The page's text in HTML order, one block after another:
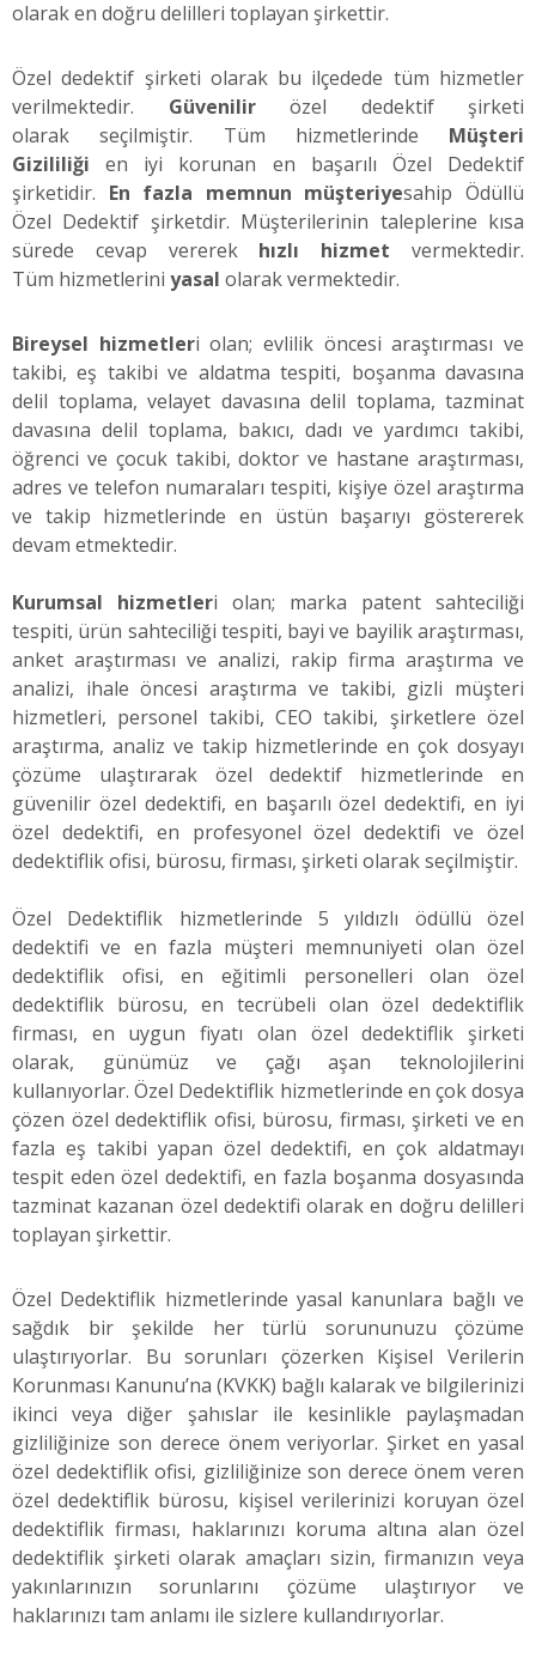
olarak en doğru delilleri toplayan şirkettir.
Özel dedektif şirketi olarak bu ilçedede tüm hizmetler
verilmektedir. Güvenilirözel dedektif şirketi
olarak seçilmiştir. Tüm hizmetlerinde Müşteri
Gizililiğien iyi korunan en başarılı Özel Dedektif
şirketidir. En fazla memnun müşteriyesahip Ödüllü
Özel Dedektif şirketdir. Müşterilerinin taleplerine kısa
sürede cevap vererek hızlı hizmet vermektedir.
Tüm hizmetlerini yasal olarak vermektedir.
Bireysel hizmetleri olan; evlilik öncesi araştırması ve
takibi, eş takibi ve aldatma tespiti, boşanma davasına
delil toplama, velayet davasına delil toplama, tazminat
davasına delil toplama, bakıcı, dadı ve yardımcı takibi,
öğrenci ve çocuk takibi, doktor ve hastane araştırması,
adres ve telefon numaraları tespiti, kişiye özel araştırma
ve takip hizmetlerinde en üstün başarıyı göstererek
devam etmektedir.
Kurumsal hizmetleri olan; marka patent sahteciliği
tespiti, ürün sahteciliği tespiti, bayi ve bayilik araştırması,
anket araştırması ve analizi, rakip firma araştırma ve
analizi, ihale öncesi araştırma ve takibi, gizli müşteri
hizmetleri, personel takibi, CEO takibi, şirketlere özel
araştırma, analiz ve takip hizmetlerinde en çok dosyayı
çözüme ulaştırarak özel dedektif hizmetlerinde en
güvenilir özel dedektifi, en başarılı özel dedektifi, en iyi
özel dedektifi, en profesyonel özel dedektifi ve özel
dedektiflik ofisi, bürosu, firması, şirketi olarak seçilmiştir.
Özel Dedektiflik hizmetlerinde 5 yıldızlı ödüllü özel
dedektifi ve en fazla müşteri memnuniyeti olan özel
dedektiflik ofisi, en eğitimli personelleri olan özel
dedektiflik bürosu, en tecrübeli olan özel dedektiflik
firması, en uygun fiyatı olan özel dedektiflik şirketi
olarak, günümüz ve çağı aşan teknolojilerini
kullanıyorlar. Özel Dedektiflik hizmetlerinde en çok dosya
çözen özel dedektiflik ofisi, bürosu, firması, şirketi ve en
fazla eş takibi yapan özel dedektifi, en çok aldatmayı
tespit eden özel dedektifi, en fazla boşanma dosyasında
tazminat kazanan özel dedektifi olarak en doğru delilleri
toplayan şirkettir.
Özel Dedektiflik hizmetlerinde yasal kanunlara bağlı ve
sağdık bir şekilde her türlü sorununuzu çözüme
ulaştırıyorlar. Bu sorunları çözerken Kişisel Verilerin
Korunması Kanunu’na (KVKK) bağlı kalarak ve bilgilerinizi
ikinci veya diğer şahıslar ile kesinlikle paylaşmadan
gizliliğinize son derece önem veriyorlar. Şirket en yasal
özel dedektiflik ofisi, gizliliğinize son derece önem veren
özel dedektiflik bürosu, kişisel verilerinizi koruyan özel
dedektiflik firması, haklarınızı koruma altına alan özel
dedektiflik şirketi olarak amaçları sizin, firmanızın veya
yakınlarınızın sorunlarını çözüme ulaştırıyor ve
haklarınızı tam anlamı ile sizlere kullandırıyorlar.